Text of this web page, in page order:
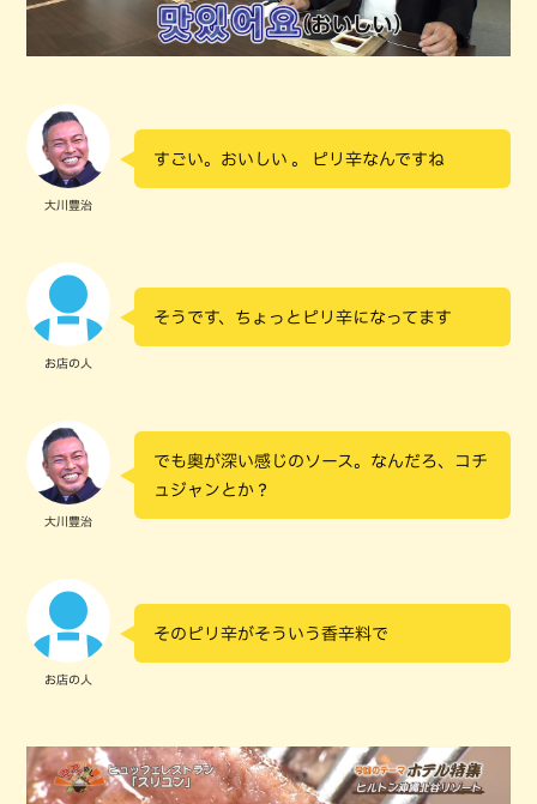
大川豊治
すごい。おいしい 。 ピリ辛なんですね
お店の人
そうです、ちょっとピリ辛になってます
大川豊治
でも奥が深い感じのソース。なんだろ、コチ
ュジャンとか？
お店の人
そのピリ辛がそういう香辛料で